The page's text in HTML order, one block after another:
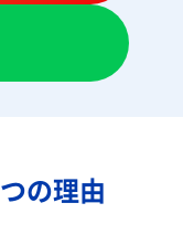
つの理由